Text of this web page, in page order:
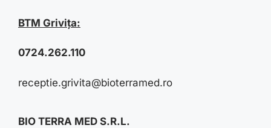
BTM Grivița:
0724.262.110
receptie.grivita@bioterramed.ro
BIO TERRA MED S.R.L.